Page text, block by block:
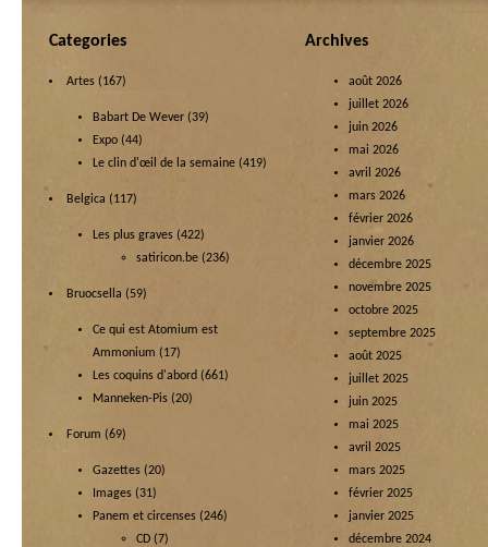
Categories
Artes (167)
Babart De Wever (39)
Expo (44)
Le clin d'œil de la semaine (419)
Belgica (117)
Les plus graves (422)
satiricon.be (236)
Bruocsella (59)
Ce qui est Atomium est
Ammonium (17)
Les coquins d'abord (661)
Manneken-Pis (20)
Forum (69)
Gazettes (20)
Images (31)
Panem et circenses (246)
CD (7)
Archives
août 2026
juillet 2026
juin 2026
mai 2026
avril 2026
mars 2026
février 2026
janvier 2026
décembre 2025
novembre 2025
octobre 2025
septembre 2025
août 2025
juillet 2025
juin 2025
mai 2025
avril 2025
mars 2025
février 2025
janvier 2025
décembre 2024